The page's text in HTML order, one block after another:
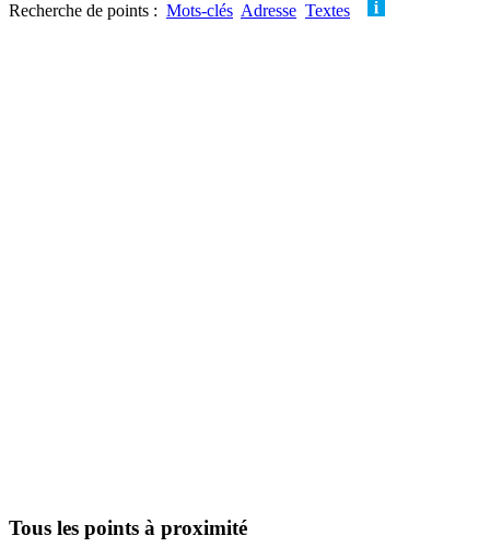
Recherche de points : Mots-clés Adresse Textes
Tous les points à proximité